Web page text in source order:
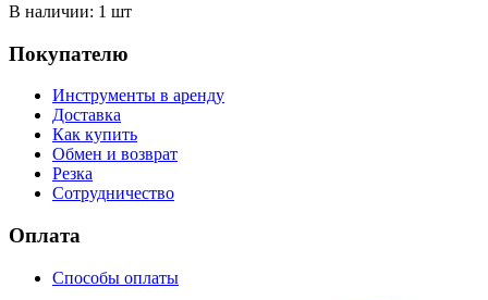
В наличии: 1 шт
Покупателю
Инструменты в аренду
Доставка
Как купить
Обмен и возврат
Резка
Сотрудничество
Оплата
Способы оплаты